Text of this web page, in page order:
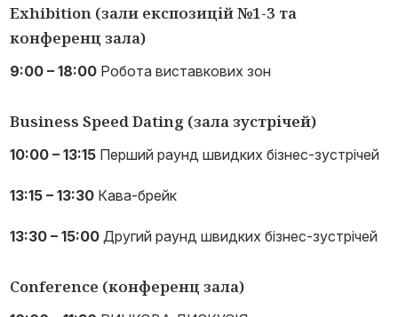
Exhibition (зали експозицій №1-3 та
конференц зала)
9:00 – 18:00 Робота виставкових зон
Business Speed Dating (зала зустрічей)
10:00 – 13:15 Перший раунд швидких бізнес-зустрічей
13:15 – 13:30 Кава-брейк
13:30 – 15:00Другий раунд швидких бізнес-зустрічей
Conference (конференц зала)